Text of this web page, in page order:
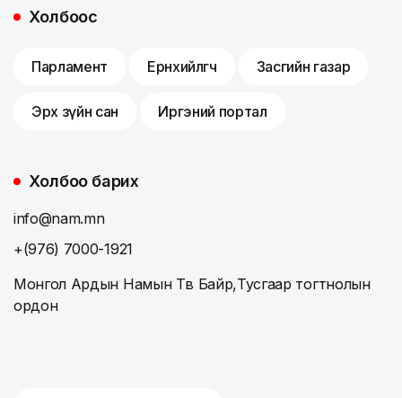
Холбоос
Парламент Ерөнхийлөгч Засгийн газар
Эрх зүйн сан Иргэний портал
Холбоо барих
info@nam.mn
+(976) 7000-1921
Монгол Ардын Намын Төв Байр,Тусгаар тогтнолын
ордон